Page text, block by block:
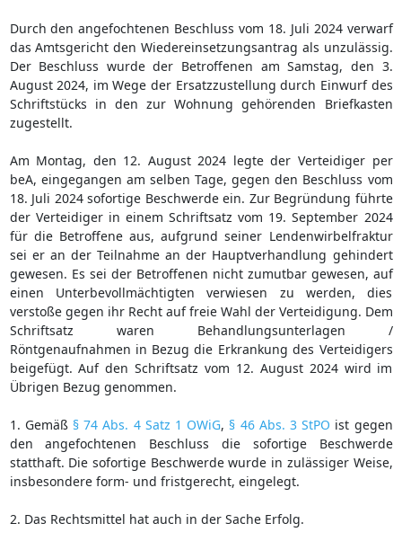
Durch den angefochtenen Beschluss vom 18. Juli 2024 verwarf
das Amtsgericht den Wiedereinsetzungsantrag als unzulässig.
Der Beschluss wurde der Betroffenen am Samstag, den 3.
August 2024, im Wege der Ersatzzustellung durch Einwurf des
Schriftstücks in den zur Wohnung gehörenden Briefkasten
zugestellt.
Am Montag, den 12. August 2024 legte der Verteidiger per
beA, eingegangen am selben Tage, gegen den Beschluss vom
18. Juli 2024 sofortige Beschwerde ein. Zur Begründung führte
der Verteidiger in einem Schriftsatz vom 19. September 2024
für die Betroffene aus, aufgrund seiner Lendenwirbelfraktur
sei er an der Teilnahme an der Hauptverhandlung gehindert
gewesen. Es sei der Betroffenen nicht zumutbar gewesen, auf
einen Unterbevollmächtigten verwiesen zu werden, dies
verstoße gegen ihr Recht auf freie Wahl der Verteidigung. Dem
Schriftsatz waren Behandlungsunterlagen /
Röntgenaufnahmen in Bezug die Erkrankung des Verteidigers
beigefügt. Auf den Schriftsatz vom 12. August 2024 wird im
Übrigen Bezug genommen.
1. Gemäß § 74 Abs. 4 Satz 1 OWiG, § 46 Abs. 3 StPO ist gegen
den angefochtenen Beschluss die sofortige Beschwerde
statthaft. Die sofortige Beschwerde wurde in zulässiger Weise,
insbesondere form- und fristgerecht, eingelegt.
2. Das Rechtsmittel hat auch in der Sache Erfolg.